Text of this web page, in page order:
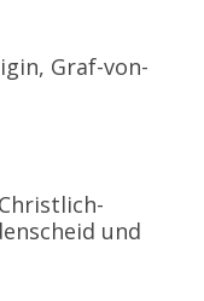
Graf-von-
und